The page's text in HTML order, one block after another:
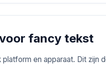
fancy tekst
en apparaat. Dit zijn